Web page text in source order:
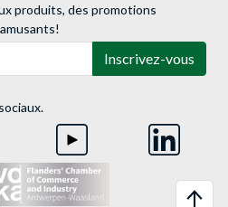
produits, des promotions
Inscrivez-vous